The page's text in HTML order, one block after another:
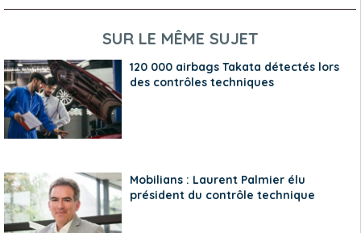
SUR LE MÊME SUJET
120 000 airbags Takata détectés lors
des contrôles techniques
Mobilians : Laurent Palmier élu
président du contrôle technique